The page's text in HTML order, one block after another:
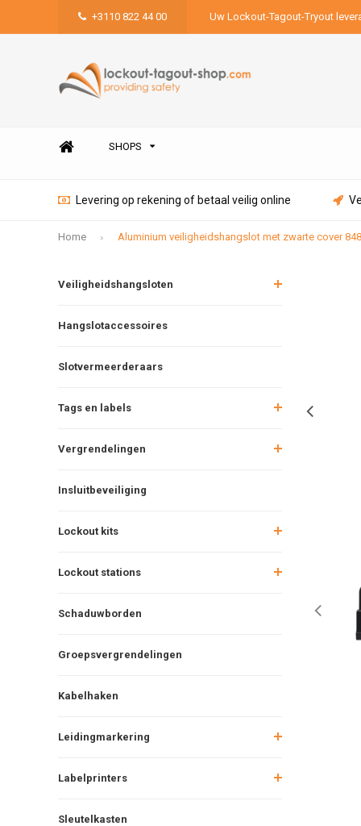
+3110 822 44 00 Uw Lockout-Tagout-Tryout
SHOPS
Levering op rekening of betaal veilig online
Home Aluminium veiligheidshangslot met zwarte cover
Veiligheidshangsloten
Hangslotaccessoires
Slotvermeerderaars
Tags en labels
Vergrendelingen
Insluitbeveiliging
Lockout kits
Lockout stations
Schaduwborden
Groepsvergrendelingen
Kabelhaken
Leidingmarkering
Labelprinters
Sleutelkasten